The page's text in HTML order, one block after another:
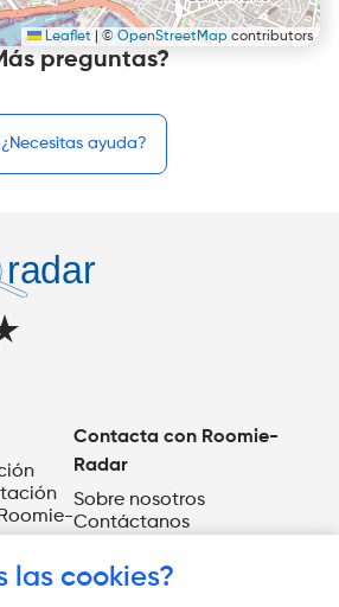
las cookies?
Leaflet © OpenStreetMap contributors
preguntas?
¿Necesitas ayuda?
Contacta con Roomie-
Radar
Sobre nosotros
Contáctanos